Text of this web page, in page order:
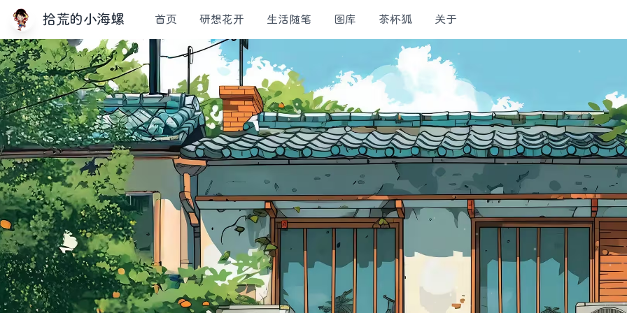
拾荒的小海螺 首页 研想花开 生活随笔 图库 茶杯狐 关于